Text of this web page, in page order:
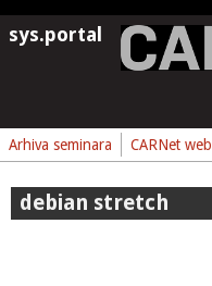
Skoči na glavni sadržaj
sys.portal
Arhiva seminara CARNet web
debian stretch